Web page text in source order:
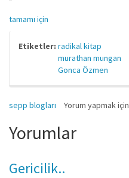
tamamı için
Etiketler: radikal kitap
murathan mungan
Gonca Özmen
sepp blogları Yorum yapmak için
Yorumlar
Gericilik..